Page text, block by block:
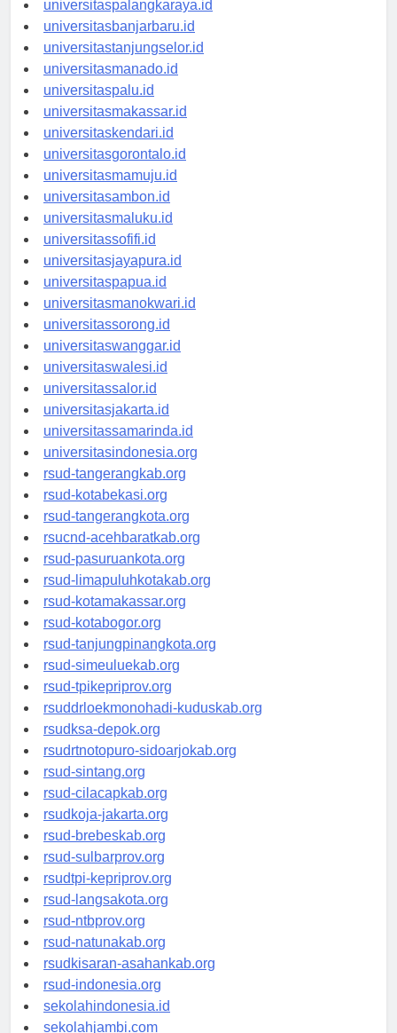
universitaspalangkaraya.id
universitasbanjarbaru.id
universitastanjungselor.id
universitasmanado.id
universitaspalu.id
universitasmakassar.id
universitaskendari.id
universitasgorontalo.id
universitasmamuju.id
universitasambon.id
universitasmaluku.id
universitassofifi.id
universitasjayapura.id
universitaspapua.id
universitasmanokwari.id
universitassorong.id
universitaswanggar.id
universitaswalesi.id
universitassalor.id
universitasjakarta.id
universitassamarinda.id
universitasindonesia.org
rsud-tangerangkab.org
rsud-kotabekasi.org
rsud-tangerangkota.org
rsucnd-acehbaratkab.org
rsud-pasuruankota.org
rsud-limapuluhkotakab.org
rsud-kotamakassar.org
rsud-kotabogor.org
rsud-tanjungpinangkota.org
rsud-simeuluekab.org
rsud-tpikepriprov.org
rsuddrloekmonohadi-kuduskab.org
rsudksa-depok.org
rsudrtnotopuro-sidoarjokab.org
rsud-sintang.org
rsud-cilacapkab.org
rsudkoja-jakarta.org
rsud-brebeskab.org
rsud-sulbarprov.org
rsudtpi-kepriprov.org
rsud-langsakota.org
rsud-ntbprov.org
rsud-natunakab.org
rsudkisaran-asahankab.org
rsud-indonesia.org
sekolahindonesia.id